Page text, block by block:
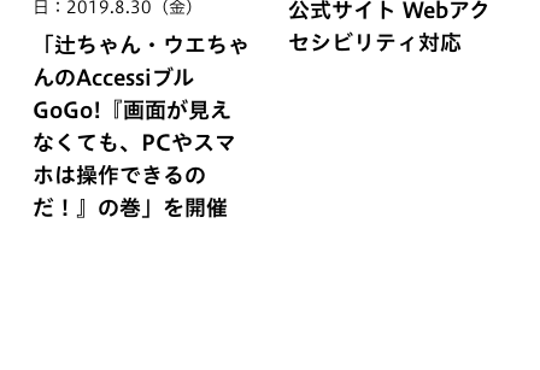
日：2019.8.30（金）
「辻ちゃん・ウエちゃ
んのAccessiブル
GoGo!『画面が見え
なくても、PCやスマ
ホは操作できるの
だ！』の巻」を開催
公式サイト Webアク
セシビリティ対応